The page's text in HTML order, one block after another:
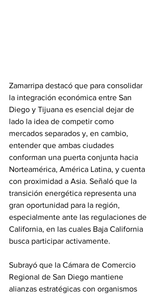
Zamarripa destacó que para consolidar
la integración económica entre San
Diego y Tijuana es esencial dejar de
lado la idea de competir como
mercados separados y, en cambio,
entender que ambas ciudades
conforman una puerta conjunta hacia
Norteamérica, América Latina, y cuenta
con proximidad a Asia. Señaló que la
transición energética representa una
gran oportunidad para la región,
especialmente ante las regulaciones de
California, en las cuales Baja California
busca participar activamente.
Subrayó que la Cámara de Comercio
Regional de San Diego mantiene
alianzas estratégicas con organismos